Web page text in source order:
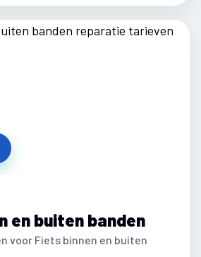
en buiten banden
voor Fiets binnen en buiten